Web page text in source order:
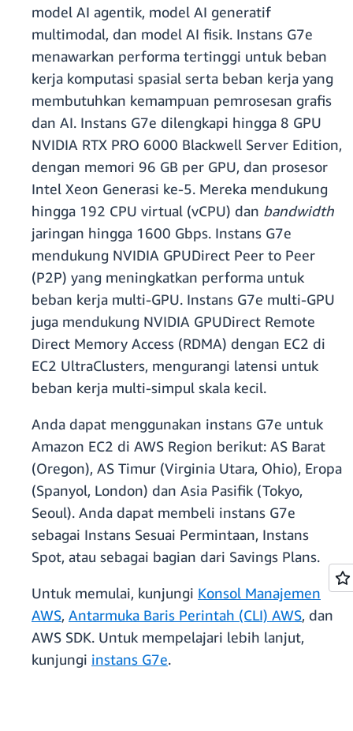
model AI agentik, model AI generatif
multimodal, dan model AI fisik. Instans G7e
menawarkan performa tertinggi untuk beban
kerja komputasi spasial serta beban kerja yang
membutuhkan kemampuan pemrosesan grafis
dan AI. Instans G7e dilengkapi hingga 8 GPU
NVIDIA RTX PRO 6000 Blackwell Server Edition,
dengan memori 96 GB per GPU, dan prosesor
Intel Xeon Generasi ke-5. Mereka mendukung
hingga 192 CPU virtual (vCPU) dan bandwidth
jaringan hingga 1600 Gbps. Instans G7e
mendukung NVIDIA GPUDirect Peer to Peer
(P2P) yang meningkatkan performa untuk
beban kerja multi-GPU. Instans G7e multi-GPU
juga mendukung NVIDIA GPUDirect Remote
Direct Memory Access (RDMA) dengan EC2 di
EC2 UltraClusters, mengurangi latensi untuk
beban kerja multi-simpul skala kecil.
Anda dapat menggunakan instans G7e untuk
Amazon EC2 di AWS Region berikut: AS Barat
(Oregon), AS Timur (Virginia Utara, Ohio), Eropa
(Spanyol, London) dan Asia Pasifik (Tokyo,
Seoul). Anda dapat membeli instans G7e
sebagai Instans Sesuai Permintaan, Instans
Spot, atau sebagai bagian dari Savings Plans.
Untuk memulai, kunjungi Konsol Manajemen
AWS, Antarmuka Baris Perintah (CLI) AWS, dan
AWS SDK. Untuk mempelajari lebih lanjut,
kunjungi instans G7e.